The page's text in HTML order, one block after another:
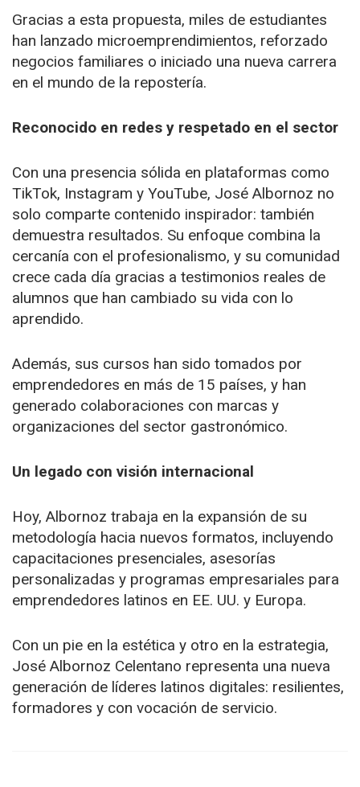
Gracias a esta propuesta, miles de estudiantes
han lanzado microemprendimientos, reforzado
negocios familiares o iniciado una nueva carrera
en el mundo de la repostería.
Reconocido en redes y respetado en el sector
Con una presencia sólida en plataformas como
TikTok, Instagram y YouTube, José Albornoz no
solo comparte contenido inspirador: también
demuestra resultados. Su enfoque combina la
cercanía con el profesionalismo, y su comunidad
crece cada día gracias a testimonios reales de
alumnos que han cambiado su vida con lo
aprendido.
Además, sus cursos han sido tomados por
emprendedores en más de 15 países, y han
generado colaboraciones con marcas y
organizaciones del sector gastronómico.
Un legado con visión internacional
Hoy, Albornoz trabaja en la expansión de su
metodología hacia nuevos formatos, incluyendo
capacitaciones presenciales, asesorías
personalizadas y programas empresariales para
emprendedores latinos en EE. UU. y Europa.
Con un pie en la estética y otro en la estrategia,
José Albornoz Celentano representa una nueva
generación de líderes latinos digitales: resilientes,
formadores y con vocación de servicio.